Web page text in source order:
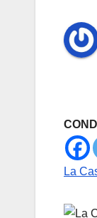
La